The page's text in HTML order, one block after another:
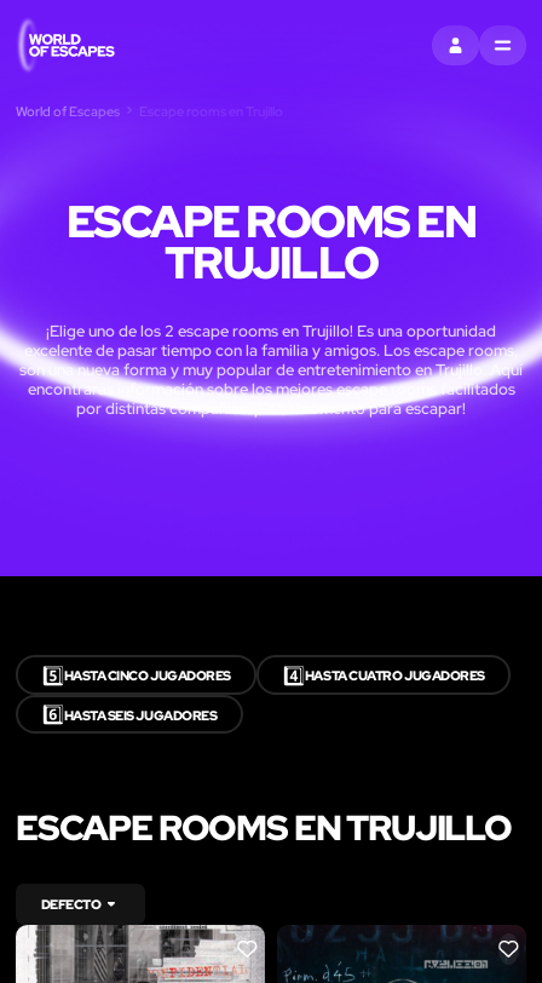
ENTRARMENU
World of Escapes Escape rooms en Trujillo
ESCAPE ROOMS EN
TRUJILLO
¡Elige uno de los 2 escape rooms en Trujillo! Es una oportunidad
excelente de pasar tiempo con la familia y amigos. Los escape rooms,
son una nueva forma y muy popular de entretenimiento en Trujillo. Aquí
encontrarás información sobre los mejores escape rooms facilitados
por distintas compañías. ¡Es tu momento para escapar!
5️⃣HASTA CINCO JUGADORES 4️⃣HASTA CUATRO JUGADORES
6️⃣HASTA SEIS JUGADORES
ESCAPE ROOMS EN TRUJILLO
DEFECTO
LIKE LIKE